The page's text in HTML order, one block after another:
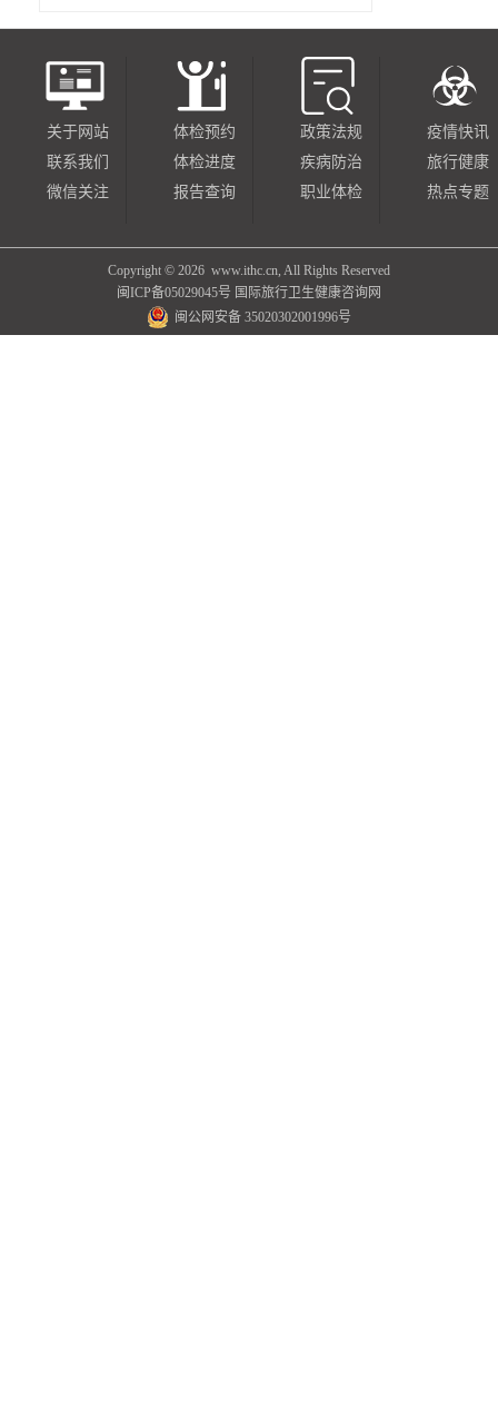
关于网站
联系我们
微信关注
体检预约
体检进度
报告查询
政策法规
疾病防治
职业体检
疫情快讯
旅行健康
热点专题
Copyright © 2026 www.ithc.cn, All Rights Reserved
闽ICP备05029045号 国际旅行卫生健康咨询网
闽公网安备 35020302001996号